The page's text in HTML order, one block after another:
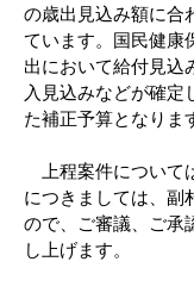
の歳出見込み額に合
ています。国民健康
出において給付見込
入見込みなどが確定
た補正予算となりま
上程案件について
につきましては、副
ので、ご審議、ご承
し上げます。